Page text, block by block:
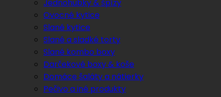
Jednohubky & špízy
Ovocné kytice
Slané kytice
Slané a sladké torty
Slané kombo boxy
Darčekové boxy & koše
Domáce šaláty a nátierky
Pečivo a iné produkty